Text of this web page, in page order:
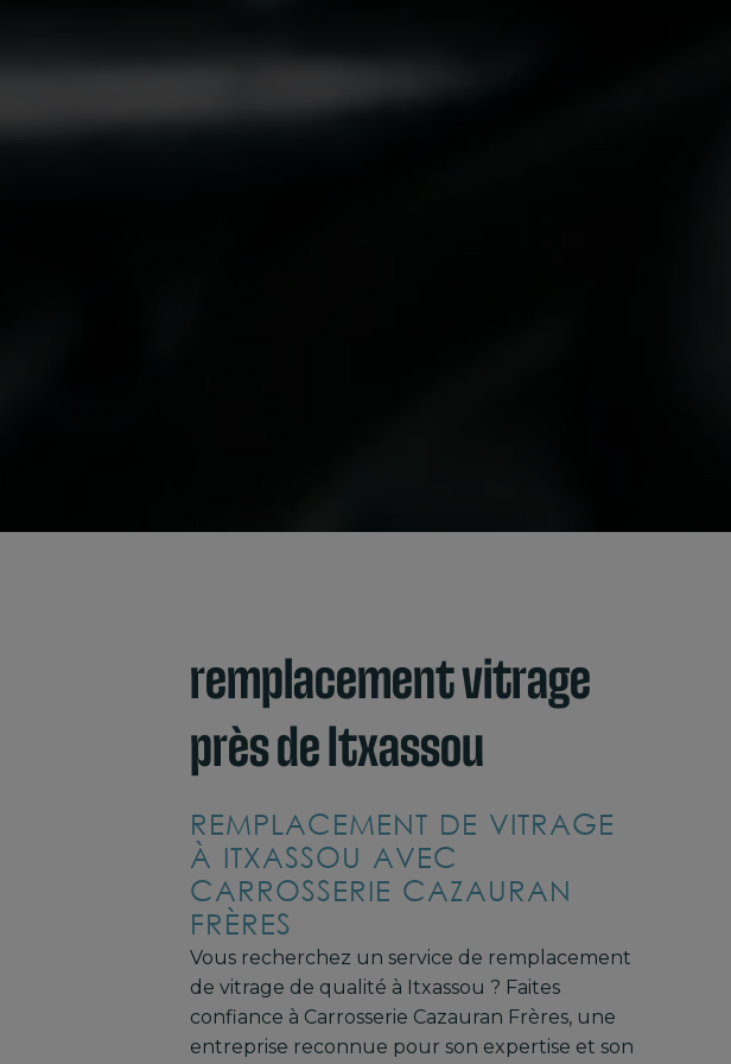
remplacement vitrage
près de Itxassou
REMPLACEMENT DE VITRAGE
À ITXASSOU AVEC
CARROSSERIE CAZAURAN
FRÈRES
Vous recherchez un service de remplacement
de vitrage de qualité à Itxassou ? Faites
confiance à Carrosserie Cazauran Frères, une
entreprise reconnue pour son expertise et son